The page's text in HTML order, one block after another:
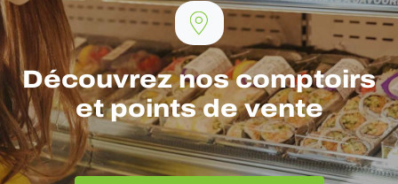
Découvrez nos comptoirs
et points de vente